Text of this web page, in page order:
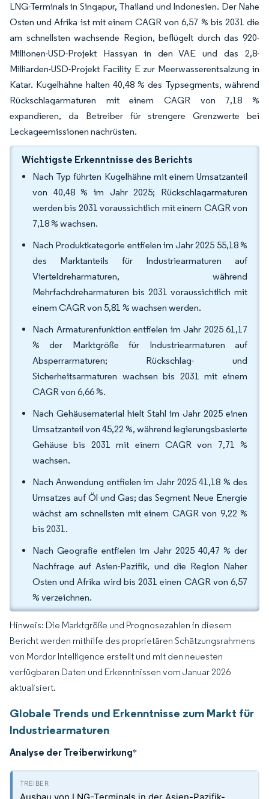
LNG-Terminals in Singapur, Thailand und Indonesien. Der Nahe
Osten und Afrika ist mit einem CAGR von 6,57 % bis 2031 die
am schnellsten wachsende Region, beflügelt durch das 920-
Millionen-USD-Projekt Hassyan in den VAE und das 2,8-
Milliarden-USD-Projekt Facility E zur Meerwasserentsalzung in
Katar. Kugelhähne halten 40,48 % des Typsegments, während
Rückschlagarmaturen mit einem CAGR von 7,18 %
expandieren, da Betreiber für strengere Grenzwerte bei
Leckageemissionen nachrüsten.
Wichtigste Erkenntnisse des Berichts
Nach Typ führten Kugelhähne mit einem Umsatzanteil
von 40,48 % im Jahr 2025; Rückschlagarmaturen
werden bis 2031 voraussichtlich mit einem CAGR von
7,18 % wachsen.
Nach Produktkategorie entfielen im Jahr 2025 55,18 %
des Marktanteils für Industriearmaturen auf
Vierteldreharmaturen, während
Mehrfachdreharmaturen bis 2031 voraussichtlich mit
einem CAGR von 5,81 % wachsen werden.
Nach Armaturenfunktion entfielen im Jahr 2025 61,17
% der Marktgröße für Industriearmaturen auf
Absperrarmaturen; Rückschlag- und
Sicherheitsarmaturen wachsen bis 2031 mit einem
CAGR von 6,66 %.
Nach Gehäusematerial hielt Stahl im Jahr 2025 einen
Umsatzanteil von 45,22 %, während legierungsbasierte
Gehäuse bis 2031 mit einem CAGR von 7,71 %
wachsen.
Nach Anwendung entfielen im Jahr 2025 41,18 % des
Umsatzes auf Öl und Gas; das Segment Neue Energie
wächst am schnellsten mit einem CAGR von 9,22 %
bis 2031.
Nach Geografie entfielen im Jahr 2025 40,47 % der
Nachfrage auf Asien-Pazifik, und die Region Naher
Osten und Afrika wird bis 2031 einen CAGR von 6,57
% verzeichnen.
Hinweis: Die Marktgröße und Prognosezahlen in diesem
Bericht werden mithilfe des proprietären Schätzungsrahmens
von Mordor Intelligence erstellt und mit den neuesten
verfügbaren Daten und Erkenntnissen vom Januar 2026
aktualisiert.
Globale Trends und Erkenntnisse zum Markt für
Industriearmaturen
Analyse der Treiberwirkung*